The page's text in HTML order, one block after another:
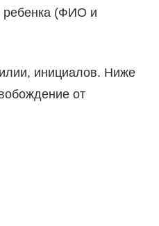
ребенка (ФИО и
инициалов. Ниже
от